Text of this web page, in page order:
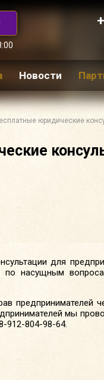
Новости
юридические
для
по насущным
предпринимателей
мы
912-804-98-64.